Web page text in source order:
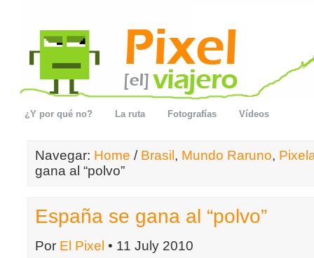
¿Y por qué no? La ruta Fotografías Vídeos
Navegar: Home / Brasil , Mundo Raruno,
gana al “polvo”
España se gana al “polvo”
Por El Pixel • 11 July 2010